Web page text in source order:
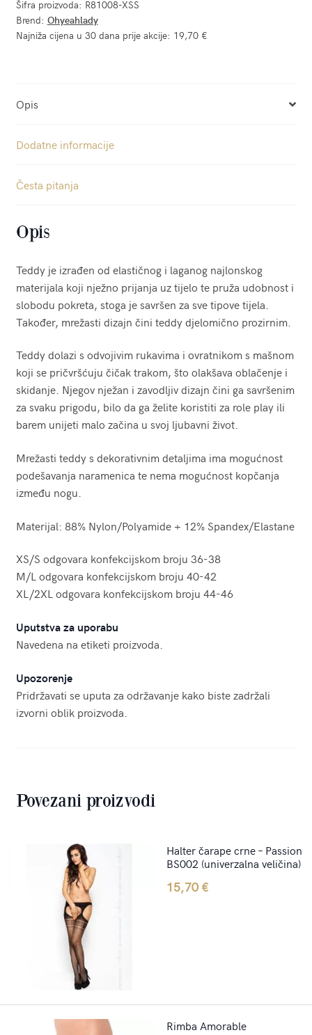
Šifra proizvoda: R81008-XSS
Brend: Ohyeahlady
Najniža cijena u 30 dana prije akcije: 19,70 €
Opis
Dodatne informacije
Česta pitanja
Opis
Teddy je izrađen od elastičnog i laganog najlonskog
materijala koji nježno prijanja uz tijelo te pruža udobnost i
slobodu pokreta, stoga je savršen za sve tipove tijela.
Također, mrežasti dizajn čini teddy djelomično prozirnim.
Teddy dolazi s odvojivim rukavima i ovratnikom s mašnom
koji se pričvršćuju čičak trakom, što olakšava oblačenje i
skidanje. Njegov nježan i zavodljiv dizajn čini ga savršenim
za svaku prigodu, bilo da ga želite koristiti za role play ili
barem unijeti malo začina u svoj ljubavni život.
Mrežasti teddy s dekorativnim detaljima ima mogućnost
podešavanja naramenica te nema mogućnost kopčanja
između nogu.
Materijal: 88% Nylon/Polyamide + 12% Spandex/Elastane
XS/S odgovara konfekcijskom broju 36-38
M/L odgovara konfekcijskom broju 40-42
XL/2XL odgovara konfekcijskom broju 44-46
Uputstva za uporabu
Navedena na etiketi proizvoda.
Upozorenje
Pridržavati se uputa za održavanje kako biste zadržali
izvorni oblik proizvoda.
Povezani proizvodi
Halter čarape crne – Passion
BS002 (univerzalna veličina)
15,70€
Rimba Amorable